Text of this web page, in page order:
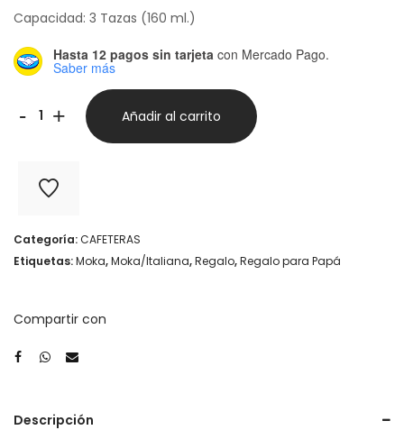
Capacidad: 3 Tazas (160 ml.)
Hasta 12 pagos sin tarjeta con Mercado Pago.
Saber más
-
Magefesa
pocillos
+ Añadir al carrito
Categoría:CAFETERAS
Etiquetas:Moka,Moka/Italiana,Regalo,Regalo para Papá
Compartir con
Descripción